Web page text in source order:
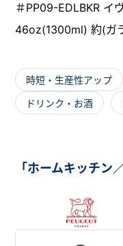
＃PP09-EDLBKR イ
46oz(1300ml) 約(ガ
時短・生産性アップ
ドリンク・お酒
「ホームキッチン